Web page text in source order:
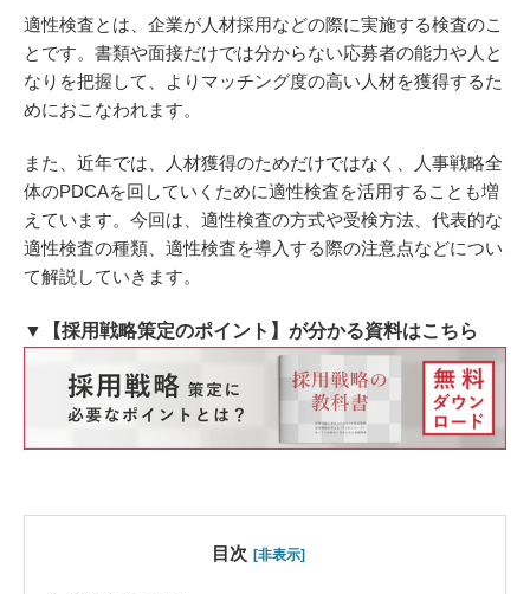
適性検査とは、企業が人材採用などの際に実施する検査のこ
とです。書類や面接だけでは分からない応募者の能力や人と
なりを把握して、よりマッチング度の高い人材を獲得するた
めにおこなわれます。
また、近年では、人材獲得のためだけではなく、人事戦略全
体のPDCAを回していくために適性検査を活用することも増
えています。今回は、適性検査の方式や受検方法、代表的な
適性検査の種類、適性検査を導入する際の注意点などについ
て解説していきます。
▼【採用戦略策定のポイント】が分かる資料はこちら
目次 [非表示]